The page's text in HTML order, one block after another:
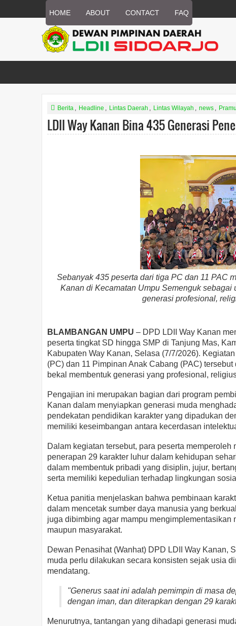
HOME ABOUT CONTACT FAQ
Berita , Headline , Lintas Daerah , Lintas Wilayah , news ,
LDII Way Kanan Bina 435 Generasi
Sebanyak 435 peserta dari tiga PC dan 11 PAC
Kanan di Kecamatan Umpu Semenguk
generasi profesional,
BLAMBANGAN UMPU – DPD LDII Way Kanan
peserta tingkat SD hingga SMP di Tanjung Mas,
Kabupaten Way Kanan, Selasa (7/7/2026).
(PC) dan 11 Pimpinan Anak Cabang (PAC)
bekal membentuk generasi yang profesional,
Pengajian ini merupakan bagian dari program
Kanan dalam menyiapkan generasi muda
pendekatan pendidikan karakter yang dipadukan
memiliki keseimbangan antara kecerdasan
Dalam kegiatan tersebut, para peserta
penerapan 29 karakter luhur dalam kehidupan
dalam membentuk pribadi yang disiplin, jujur,
serta memiliki kepedulian terhadap lingkungan
Ketua panitia menjelaskan bahwa pembinaan
dalam mencetak sumber daya manusia yang
juga dibimbing agar mampu
maupun masyarakat.
Dewan Penasihat (Wanhat) DPD LDII Way Kanan,
muda perlu dilakukan secara konsisten sejak usia
mendatang.
"Generus saat ini adalah pemimpin di masa
dengan iman, dan diterapkan dengan 29
Menurutnya, tantangan yang dihadapi generasi